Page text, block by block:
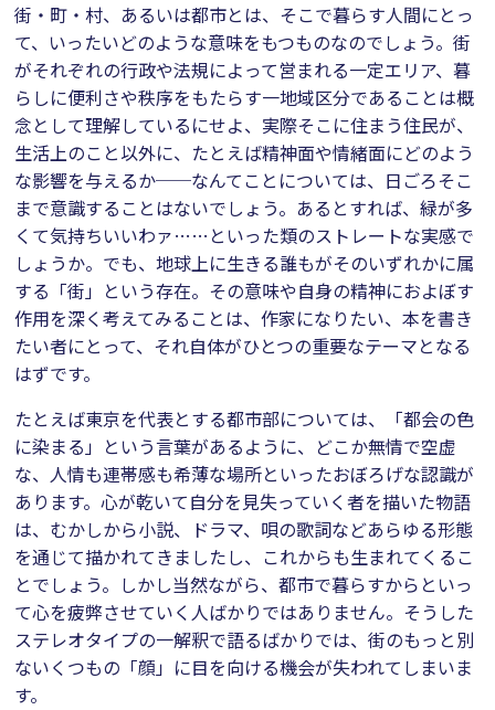
街・町・村、あるいは都市とは、そこで暮らす人間にとっ
て、いったいどのような意味をもつものなのでしょう。街
がそれぞれの行政や法規によって営まれる一定エリア、暮
らしに便利さや秩序をもたらす一地域区分であることは概
念として理解しているにせよ、実際そこに住まう住民が、
生活上のこと以外に、たとえば精神面や情緒面にどのよう
な影響を与えるか──なんてことについては、日ごろそこ
まで意識することはないでしょう。あるとすれば、緑が多
くて気持ちいいわァ……といった類のストレートな実感で
しょうか。でも、地球上に生きる誰もがそのいずれかに属
する「街」という存在。その意味や自身の精神におよぼす
作用を深く考えてみることは、作家になりたい、本を書き
たい者にとって、それ自体がひとつの重要なテーマとなる
はずです。
たとえば東京を代表とする都市部については、「都会の色
に染まる」という言葉があるように、どこか無情で空虚
な、人情も連帯感も希薄な場所といったおぼろげな認識が
あります。心が乾いて自分を見失っていく者を描いた物語
は、むかしから小説、ドラマ、唄の歌詞などあらゆる形態
を通じて描かれてきましたし、これからも生まれてくるこ
とでしょう。しかし当然ながら、都市で暮らすからといっ
て心を疲弊させていく人ばかりではありません。そうした
ステレオタイプの一解釈で語るばかりでは、街のもっと別
ないくつもの「顔」に目を向ける機会が失われてしまいま
す。